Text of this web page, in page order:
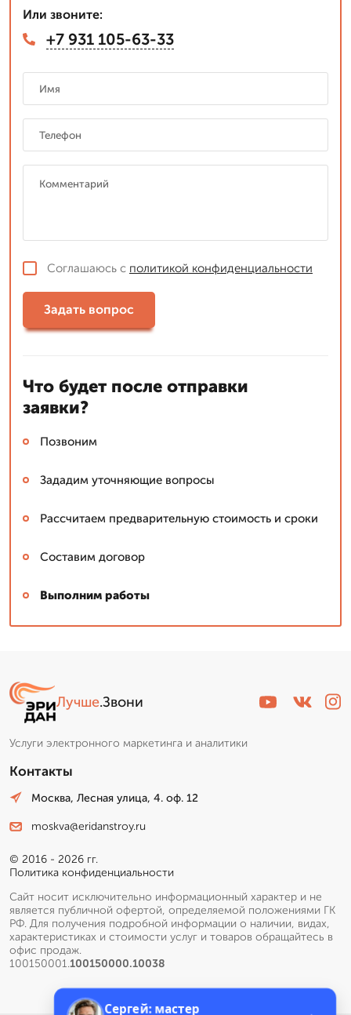
Или звоните:
+7 931 105-63-33
Соглашаюсь с политикой конфиденциальности
Задать вопрос
Что будет после отправки
заявки?
Позвоним
Зададим уточняющие вопросы
Рассчитаем предварительную стоимость и сроки
Составим договор
Выполним работы
Лучше.Звони
Услуги электронного маркетинга и аналитики
Контакты
Москва, Лесная улица, 4. оф. 12
moskva@eridanstroy.ru
© 2016 - 2026 гг.
Политика конфиденциальности
Сайт носит исключительно информационный характер и не
является публичной офертой, определяемой положениями ГК
РФ. Для получения подробной информации о наличии, видах,
характеристиках и стоимости услуг и товаров обращайтесь в
офис продаж.
100150001.100150000.10038
Сергей: мастер